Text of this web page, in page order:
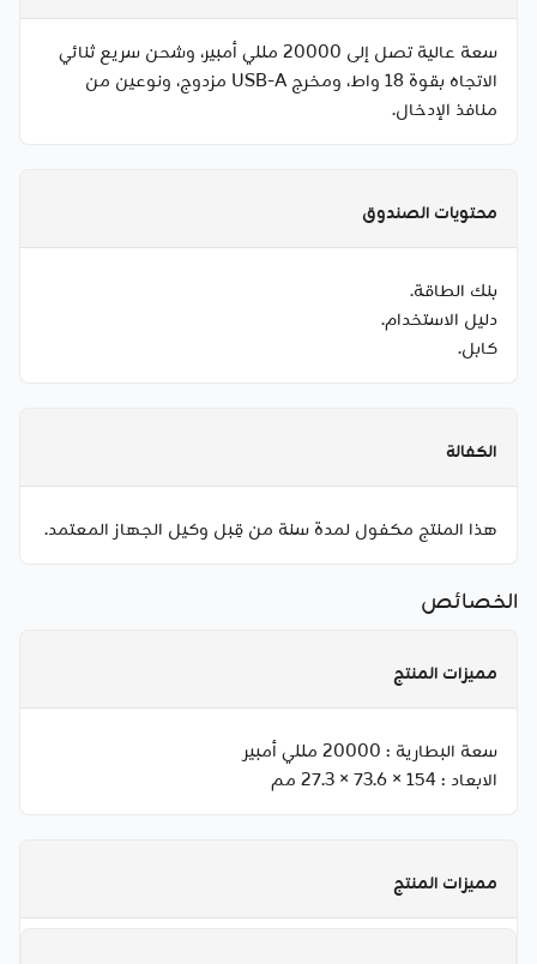
سعة عالية تصل إلى 20000 مللي أمبير، وشحن سريع ثنائي
الاتجاه بقوة 18 واط، ومخرج USB-A مزدوج، ونوعين من
منافذ الإدخال.
محتويات الصندوق
بنك الطاقة.
دليل الاستخدام.
كابل.
الكفالة
هذا المنتج مكفول لمدة سنة من قِبل وكيل الجهاز المعتمد.
الخصائص
مميزات المنتج
سعة البطارية : 20000 مللي أمبير
الابعاد :154 × 73.6 × 27.3 مم
مميزات المنتج